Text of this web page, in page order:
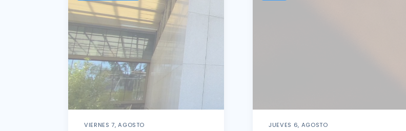
VIERNES 7, AGOSTO JUEVES 6, AGOSTO